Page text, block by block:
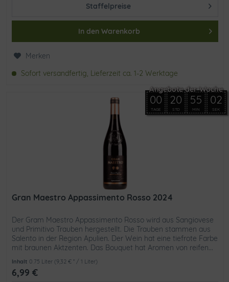
Staffelpreise
In den Warenkorb
Merken
Sofort versandfertig, Lieferzeit ca. 1-2 Werktage
Gran Maestro Appassimento Rosso 2024
Der Gram Maestro Appassimento Rosso wird aus Sangiovese
und Primitivo Trauben hergestellt. Die Trauben stammen aus
Salento in der Region Apulien. Der Wein hat eine tiefrote Farbe
mit braunen Aktzenten. Das Bouquet hat Aromen von reifen...
Inhalt 0.75 Liter (9,32 € * / 1 Liter)
6,99 €
00
TAGE
20
STD
55
MIN
02
SEK